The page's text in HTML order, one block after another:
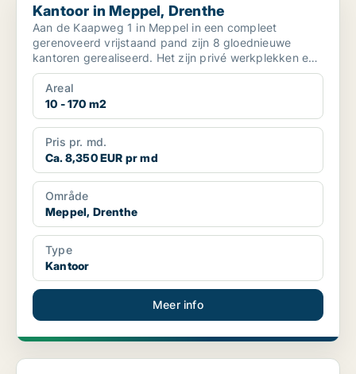
Kantoor in Meppel, Drenthe
Aan de Kaapweg 1 in Meppel in een compleet
gerenoveerd vrijstaand pand zijn 8 gloednieuwe
kantoren gerealiseerd. Het zijn privé werkplekken en
van alle gemak...
Areal
10 - 170 m2
Pris pr. md.
Ca. 8,350 EUR pr md
Område
Meppel, Drenthe
Type
Kantoor
Meer info
Commercial space in Assen, Drenthe